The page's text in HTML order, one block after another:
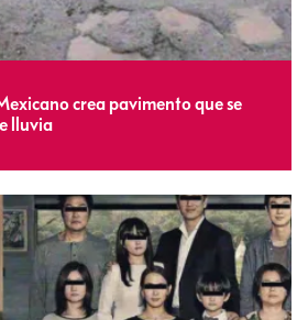
crea pavimento que se
lluvia